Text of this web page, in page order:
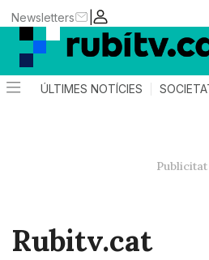
|
Newsletters
ÚLTIMES NOTÍCIES
Rubitv.cat